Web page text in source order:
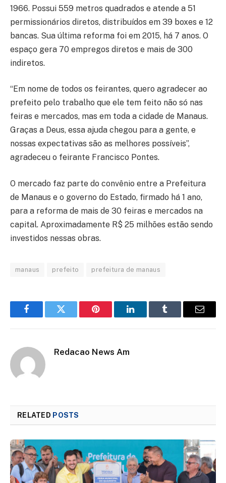
1966. Possui 559 metros quadrados e atende a 51
permissionários diretos, distribuídos em 39 boxes e 12
bancas. Sua última reforma foi em 2015, há 7 anos. O
espaço gera 70 empregos diretos e mais de 300
indiretos.
“Em nome de todos os feirantes, quero agradecer ao
prefeito pelo trabalho que ele tem feito não só nas
feiras e mercados, mas em toda a cidade de Manaus.
Graças a Deus, essa ajuda chegou para a gente, e
nossas expectativas são as melhores possíveis”,
agradeceu o feirante Francisco Pontes.
O mercado faz parte do convênio entre a Prefeitura
de Manaus e o governo do Estado, firmado há 1 ano,
para a reforma de mais de 30 feiras e mercados na
capital. Aproximadamente R$ 25 milhões estão sendo
investidos nessas obras.
manaus prefeito prefeitura de manaus
FacebookTwitter Pinterest LinkedInTumblr Email
Redacao News Am
RELATED POSTS